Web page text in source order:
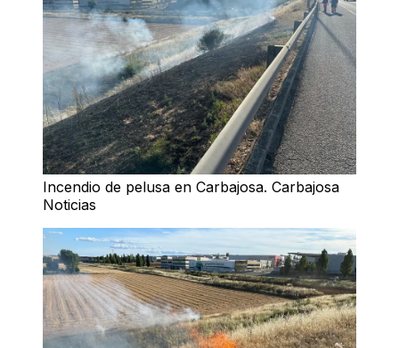
Incendio de pelusa en Carbajosa. Carbajosa
Noticias